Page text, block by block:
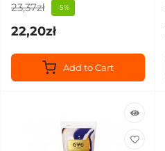
23,37zł -5%
22,20zł
Add to Cart